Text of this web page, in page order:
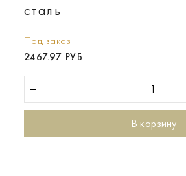
сталь
Под заказ
2467.97 РУБ
В корзину